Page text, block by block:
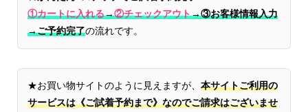
①カートに入れる→②チェックアウト→③お客様情報入力
→ご予約完了の流れです。
★お買い物サイトのように見えますが、 本サイトご利用の
サービスは《ご試着予約まで》なのでご請求はございませ